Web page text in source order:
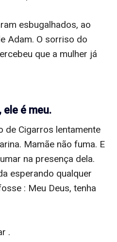
esbugalhados, ao
Adam. O sorriso do
que a mulher já
ele é meu.
de Cigarros lentamente
Mamãe não fuma. E
na presença dela.
esperando qualquer
: Meu Deus, tenha
.